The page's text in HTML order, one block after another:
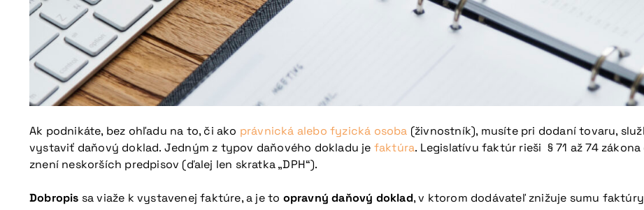
Ak podnikáte, bez ohľadu na to, či ako právnická alebo fyzická osoba (živnostník), musíte pri dodaní tovaru,
vystaviť daňový doklad. Jedným z typov daňového dokladu je faktúra. Legislatívu faktúr rieši § 71 až 74
znení neskorších predpisov (ďalej len skratka „DPH“).
Dobropis sa viaže k vystavenej faktúre, a je to opravný daňový doklad, v ktorom dodávateľ znižuje sumu